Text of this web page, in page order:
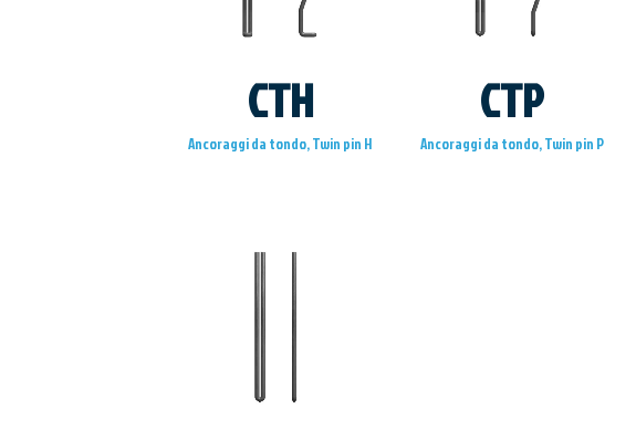
CTH
Ancoraggi da tondo, Twin pin H
CTP
Ancoraggi da tondo, Twin pin P